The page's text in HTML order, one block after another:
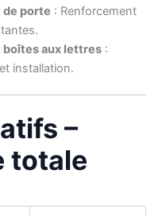
de porte : Renforcement
boîtes aux lettres:
installation.
–
totale